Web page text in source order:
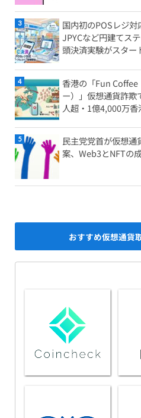
国内初のPOSレジ対
JPYCなど円建てス
頭決済実験がスター
香港の「Fun Coffee
ー）」仮想通貨詐
人超・1億4,000万
民主党党首が仮想通
案、Web3とNFTの
おすすめ仮想通貨